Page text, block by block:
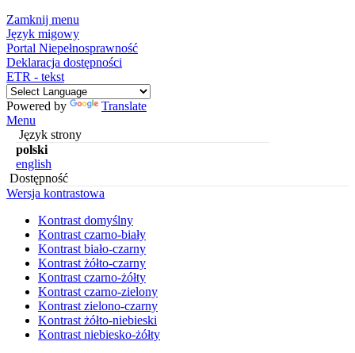
Zamknij menu
Język migowy
Portal Niepełnosprawność
Deklaracja dostępności
ETR - tekst
Powered by
Translate
Menu
Język strony
polski
english
Dostępność
Wersja kontrastowa
Kontrast domyślny
Kontrast czarno-biały
Kontrast biało-czarny
Kontrast żółto-czarny
Kontrast czarno-żółty
Kontrast czarno-zielony
Kontrast zielono-czarny
Kontrast żółto-niebieski
Kontrast niebiesko-żółty